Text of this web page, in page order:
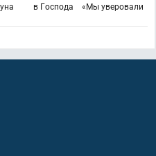
«Мы уверовали
в Господа